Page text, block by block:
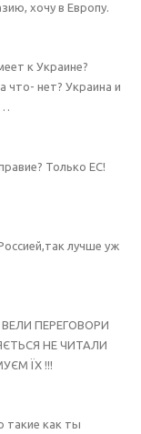
хочу в Европу.
к Украине?
что- нет? Украина и
Только ЕС!
лучше уж
ПЕРЕГОВОРИ
НЕ ЧИТАЛИ
ЇХ !!!
такие как ты